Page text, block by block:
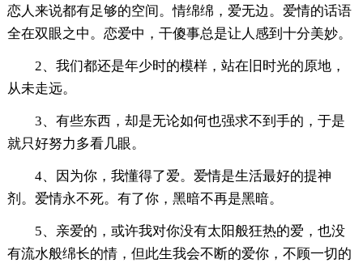
恋人来说都有足够的空间。情绵绵，爱无边。爱情的话语
全在双眼之中。恋爱中，干傻事总是让人感到十分美妙。
2、我们都还是年少时的模样，站在旧时光的原地，
从未走远。
3、有些东西，却是无论如何也强求不到手的，于是
就只好努力多看几眼。
4、因为你，我懂得了爱。爱情是生活最好的提神
剂。爱情永不死。有了你，黑暗不再是黑暗。
5、亲爱的，或许我对你没有太阳般狂热的爱，也没
有流水般绵长的情，但此生我会不断的爱你，不顾一切的